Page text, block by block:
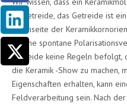
ist Getreide, das Getreide ist
Innenseite der
interne spontane
Getreide keine Regeln befolgt,
die Keramik -Show zu machen,
Eigenschaften erhalten, kann
Feldverarbeitung sein. Nach